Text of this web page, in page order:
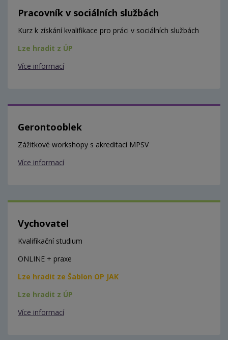
Pracovník v sociálních službách
Kurz k získání kvalifikace pro práci v sociálních službách
Lze hradit z ÚP
Více informací
Gerontooblek
Zážitkové workshopy s akreditací MPSV
Více informací
Vychovatel
Kvalifikační studium
ONLINE + praxe
Lze hradit ze Šablon OP JAK
Lze hradit z ÚP
Více informací